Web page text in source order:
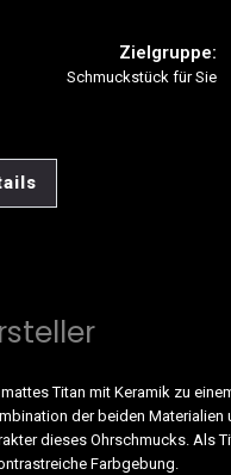
Zielgruppe:
Schmuckstück für Sie
Titan mit Keramik zu
der beiden Materialien
dieses Ohrschmucks. Als
Farbgebung.